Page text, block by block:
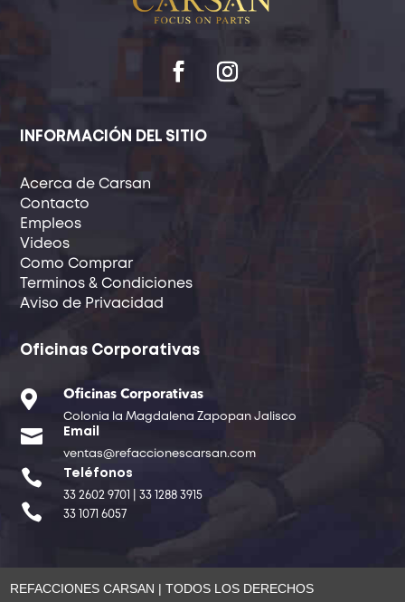
INFORMACIÓN DEL SITIO
Acerca de Carsan
Contacto
Empleos
Videos
Como Comprar
Terminos & Condiciones
Aviso de Privacidad
Oficinas Corporativas
 Oficinas Corporativas
Colonia la Magdalena Zapopan Jalisco
 Email
ventas@refaccionescarsan.com
 Teléfonos
33 2602 9701 | 33 1288 3915
 33 1071 6057
REFACCIONES CARSAN | TODOS LOS DERECHOS